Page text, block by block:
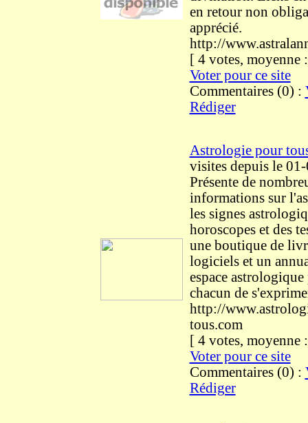
en retour non
apprécié.
http://
[ 4 votes,
Voter pour ce site
Commentaires (0) :
Rédiger
Astrologie pour
visites depuis le
Présente de
informations sur
les signes
horoscopes et des
une boutique de
logiciels et un
espace astrologique
chacun de
http://
tous.com
[ 4 votes,
Voter pour ce site
Commentaires (0) :
Rédiger